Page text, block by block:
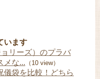
います
リーズ）のプラバ
メな... （10 view）
儀袋を比較！どちら